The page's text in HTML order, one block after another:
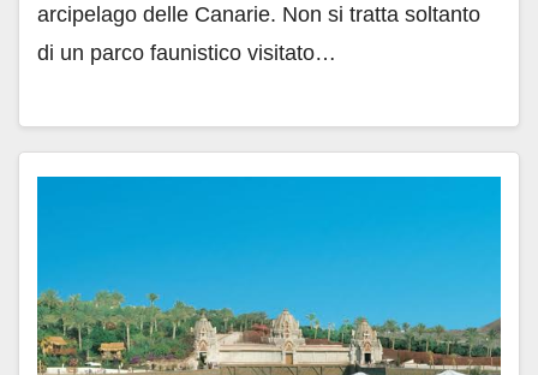
arcipelago delle Canarie. Non si tratta soltanto
di un parco faunistico visitato…